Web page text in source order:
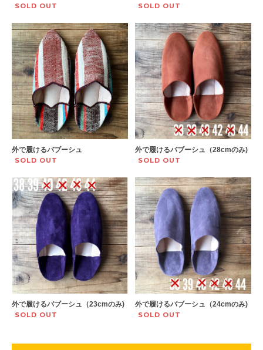
SOLD OUT SOLD OUT
外で履けるバブーシュ
SOLD OUT
外で履けるバブーシュ（28cmのみ)
SOLD OUT
外で履けるバブーシュ（23cmのみ)
SOLD OUT
外で履けるバブーシュ（24cmのみ)
SOLD OUT